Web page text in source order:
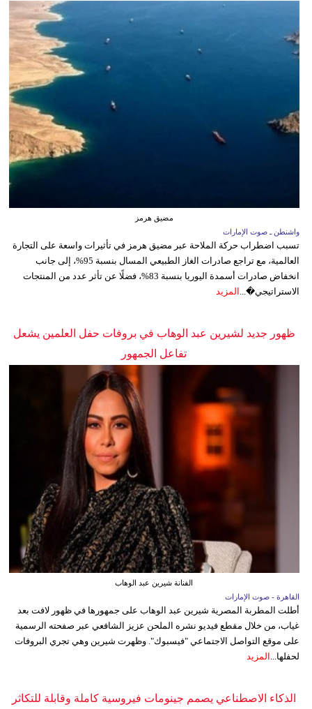
مضيق هرمز
واشنطن ـ صوت الإمارات
تسبب اضطراب حركة الملاحة عبر مضيق هرمز في تأثيرات واسعة على التجارة
العالمية، مع تراجع صادرات الغاز الطبيعي المسال بنسبة 95%، إلى جانب
انخفاض صادرات أسمدة اليوريا بنسبة 83%، فضلًا عن تأثر عدد من المنتجات
الاستراتيجي�... المزيد
ظهور جديد لشيرين عبد الوهاب في بروفات حفل العلمين يشعل
تفاعل الجمهور
الفنانة شيرين عبد الوهاب
القاهرة - صوت الإمارات
أطلت المطربة المصرية شيرين عبد الوهاب على جمهورها في ظهور لافت بعد
غياب، من خلال مقطع فيديو نشره الملحن عزيز الشافعي عبر صفحته الرسمية
على موقع التواصل الاجتماعي "فيسبوك". وظهرت شيرين وهي تجري البروفات
لحفلها... المزيد
الذكاء الاصطناعي يصمم جينومات فيروسية كاملة وقابلة للتكاثر